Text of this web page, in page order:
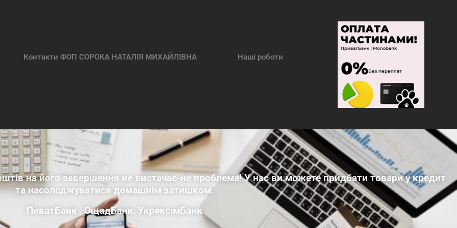
Контакти ФОП СОРОКА НАТАЛІЯ МИХАЙЛІВНА Наші роботи
на його завершення не вистачає-не проблема! У нас ви можете придбати товари у кредит
та насолоджуватися домашнім затишком.
ПиватБанк , ОщадБанк, УкрексімБанк